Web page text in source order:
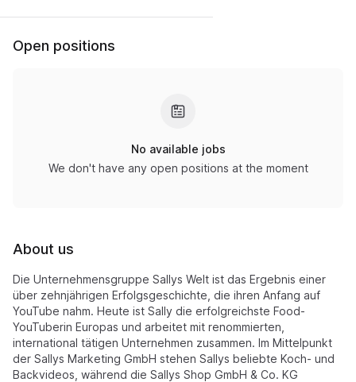
Open positions
No available jobs
We don't have any open positions at the moment
About us
Die Unternehmensgruppe Sallys Welt ist das Ergebnis einer
über zehnjährigen Erfolgsgeschichte, die ihren Anfang auf
YouTube nahm. Heute ist Sally die erfolgreichste Food-
YouTuberin Europas und arbeitet mit renommierten,
international tätigen Unternehmen zusammen. Im Mittelpunkt
der Sallys Marketing GmbH stehen Sallys beliebte Koch- und
Backvideos, während die Sallys Shop GmbH & Co. KG